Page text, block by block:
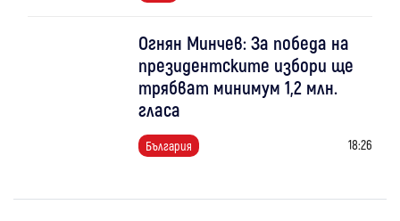
Огнян Минчев: За победа на
президентските избори ще
трябват минимум 1,2 млн.
гласа
България 18:26